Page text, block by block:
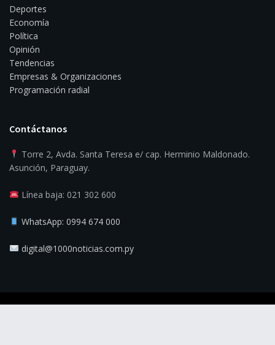
Deportes
Economía
Política
Opinión
Tendencias
Empresas & Organizaciones
Programación radial
Contáctanos
Torre 2, Avda. Santa Teresa e/ cap. Herminio Maldonado.
Asunción, Paraguay.
Línea baja: 021 302 600
WhatsApp: 0994 674 000
digital@1000noticias.com.py